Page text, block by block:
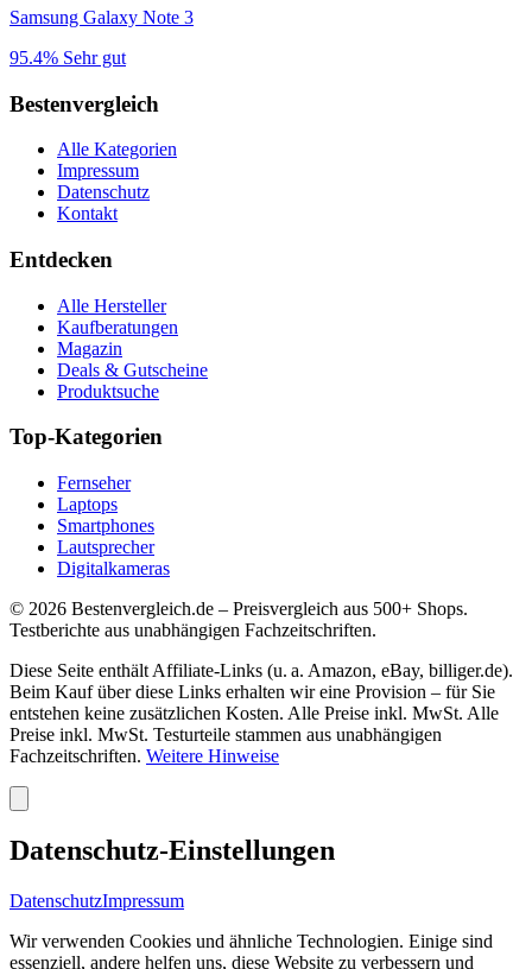
Samsung Galaxy Note 3
95.4% Sehr gut
Bestenvergleich
Alle Kategorien
Impressum
Datenschutz
Kontakt
Entdecken
Alle Hersteller
Kaufberatungen
Magazin
Deals & Gutscheine
Produktsuche
Top-Kategorien
Fernseher
Laptops
Smartphones
Lautsprecher
Digitalkameras
© 2026 Bestenvergleich.de – Preisvergleich aus 500+ Shops.
Testberichte aus unabhängigen Fachzeitschriften.
Diese Seite enthält Affiliate-Links (u. a. Amazon, eBay, billiger.de).
Beim Kauf über diese Links erhalten wir eine Provision – für Sie
entstehen keine zusätzlichen Kosten. Alle Preise inkl. MwSt. Alle
Preise inkl. MwSt. Testurteile stammen aus unabhängigen
Fachzeitschriften. Weitere Hinweise
Datenschutz-Einstellungen
DatenschutzImpressum
Wir verwenden Cookies und ähnliche Technologien. Einige sind
essenziell, andere helfen uns, diese Website zu verbessern und